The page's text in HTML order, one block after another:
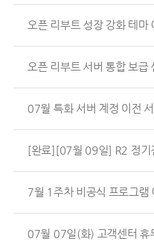
오픈 리부트 성장 강화 테마
오픈 리부트 서버 통합 보급
07월 특화 서버 계정 이전
[완료][07월 09일] R2 정기
7월 1주차 비공식 프로그램
07월 07일(화) 고객센터 휴